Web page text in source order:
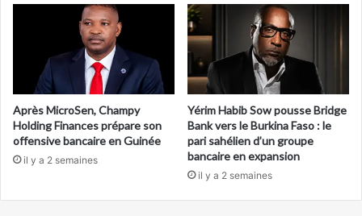
Après MicroSen, Champy
Holding Finances prépare son
offensive bancaire en Guinée
il y a 2 semaines
Yérim Habib Sow pousse Bridge
Bank vers le Burkina Faso : le
pari sahélien d’un groupe
bancaire en expansion
il y a 2 semaines